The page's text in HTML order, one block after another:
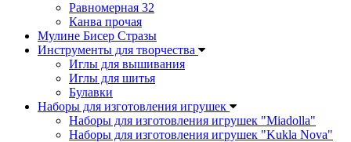
Равномерная 32
Канва прочая
Мулине Бисер Стразы
Инструменты для творчества
Иглы для вышивания
Иглы для шитья
Булавки
Наборы для изготовления игрушек
Наборы для изготовления игрушек "Miadolla"
Наборы для изготовления игрушек "Kukla Nova"